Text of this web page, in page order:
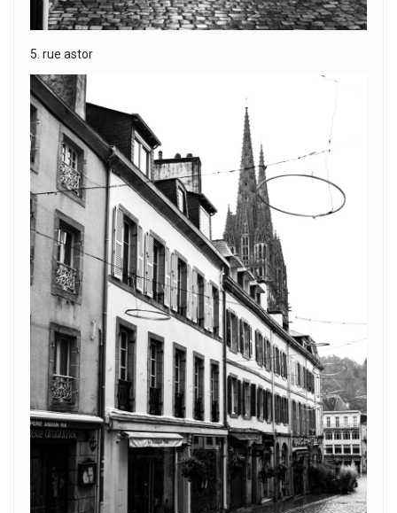
5. rue astor